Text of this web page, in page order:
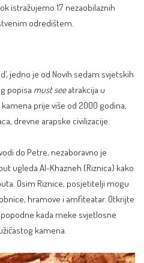
istražujemo 17 nezaobilaznih
odredištem.
‘, jedno je od Novih sedam svjetskih
popisa must seeatrakcija u
prije više od 2000 godina,
drevne arapske civilizacije.
do Petre, nezaboravno je
ugleda Al-Khazneh (Riznica) kako
Osim Riznice, posjetitelji mogu
hramove i amfiteatar. Otkrijte
kada meke svjetlosne
kamena.